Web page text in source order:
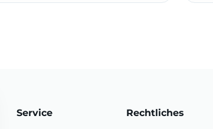
Service
Rechtliches